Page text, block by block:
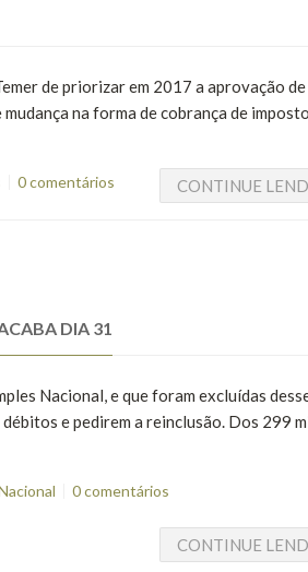
de priorizar em 2017 a aprovação de
na forma de cobrança de
0 comentários CONTINUE
DIA 31
Nacional, e que foram excluídas
e pedirem a reinclusão. Dos 299
0 comentários
CONTINUE